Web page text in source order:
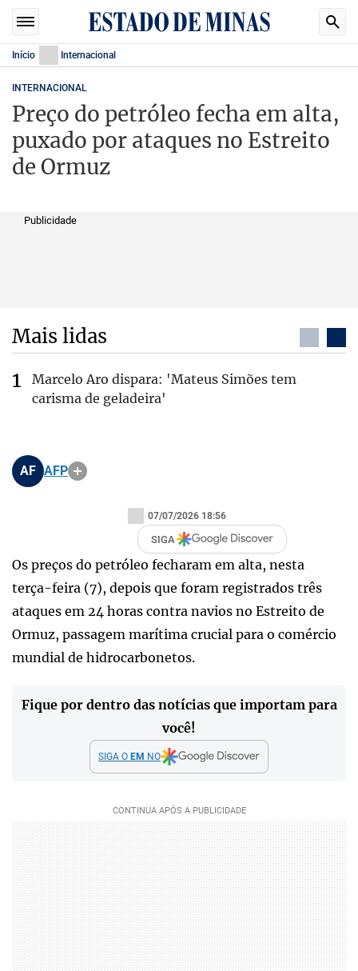
Início Internacional
INTERNACIONAL
Preço do petróleo fecha em alta,
puxado por ataques no Estreito
de Ormuz
Publicidade
Mais lidas
Marcelo Aro dispara: 'Mateus Simões tem
carisma de geladeira'
AF AFP
07/07/2026 18:56
SIGA
Os preços do petróleo fecharam em alta, nesta
terça-feira (7), depois que foram registrados três
ataques em 24 horas contra navios no Estreito de
Ormuz, passagem marítima crucial para o comércio
mundial de hidrocarbonetos.
Fique por dentro das notícias que importam para
você!
SIGA O EM NO